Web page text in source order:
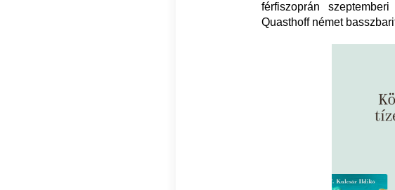
férfiszoprán
Quasthoff német